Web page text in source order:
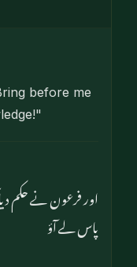
before me
اور فرعون نے حکم
پاس لے آؤ